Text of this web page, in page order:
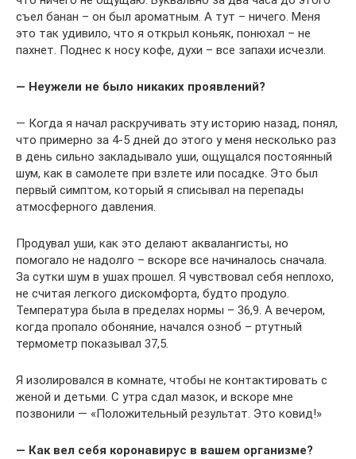
съел банан – он был ароматным. А тут – ничего. Меня
это так удивило, что я открыл коньяк, понюхал – не
пахнет. Поднес к носу кофе, духи – все запахи исчезли.
— Неужели не было никаких проявлений?
— Когда я начал раскручивать эту историю назад, понял,
что примерно за 4-5 дней до этого у меня несколько раз
в день сильно закладывало уши, ощущался постоянный
шум, как в самолете при взлете или посадке. Это был
первый симптом, который я списывал на перепады
атмосферного давления.
Продувал уши, как это делают аквалангисты, но
помогало не надолго – вскоре все начиналось сначала.
За сутки шум в ушах прошел. Я чувствовал себя неплохо,
не считая легкого дискомфорта, будто продуло.
Температура была в пределах нормы – 36,9. А вечером,
когда пропало обоняние, начался озноб – ртутный
термометр показывал 37,5.
Я изолировался в комнате, чтобы не контактировать с
женой и детьми. С утра сдал мазок, и вскоре мне
позвонили — «Положительный результат. Это ковид!»
— Как вел себя коронавирус в вашем организме?